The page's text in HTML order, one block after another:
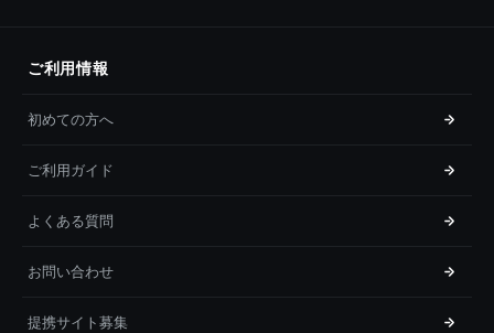
ご利用情報
初めての方へ
ご利用ガイド
よくある質問
お問い合わせ
提携サイト募集